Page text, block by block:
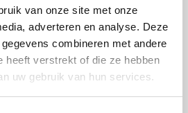
van onze site met onze
adverteren en analyse. Deze
combineren met andere
heeft verstrekt of die ze hebben
uw gebruik van hun services.